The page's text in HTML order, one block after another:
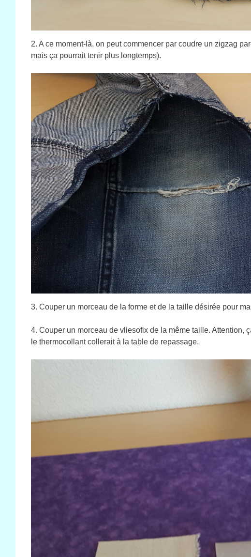
2. A ce moment-là, on peut commencer par coudre un zigzag
mais ça pourrait tenir plus longtemps).
3. Couper un morceau de la forme et de la taille désirée pour
4. Couper un morceau de vliesofix de la même taille. Attention,
le thermocollant collerait à la table de repassage.